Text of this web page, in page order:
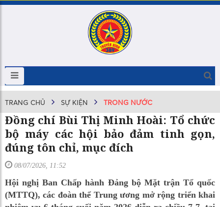
TRANG CHỦ SỰ KIỆN TRONG NƯỚC
Đồng chí Bùi Thị Minh Hoài: Tổ chức
bộ máy các hội bảo đảm tinh gọn,
đúng tôn chỉ, mục đích
08/07/2026, 11:52
Hội nghị Ban Chấp hành Đảng bộ Mặt trận Tổ quốc
(MTTQ), các đoàn thể Trung ương mở rộng triển khai